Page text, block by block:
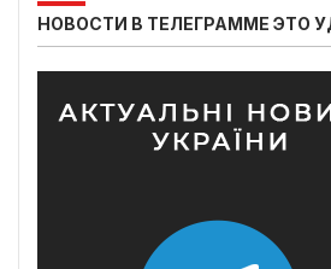
НОВОСТИ В ТЕЛЕГРАММЕ ЭТО